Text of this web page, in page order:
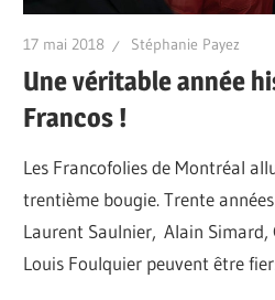
17 mai 2018 Stéphanie Payez
Une véritable année
Francos !
Les Francofolies de Montréal
trentième bougie. Trente
Laurent Saulnier, Alain Simard,
Louis Foulquier peuvent être